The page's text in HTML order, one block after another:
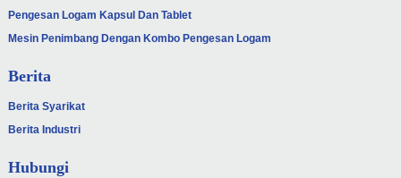
Pengesan Logam Kapsul Dan Tablet
Mesin Penimbang Dengan Kombo Pengesan Logam
Berita
Berita Syarikat
Berita Industri
Hubungi